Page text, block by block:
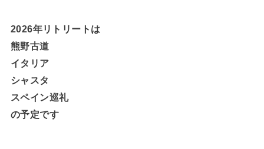
2026年リトリートは
熊野古道
イタリア
シャスタ
スペイン巡礼
の予定です